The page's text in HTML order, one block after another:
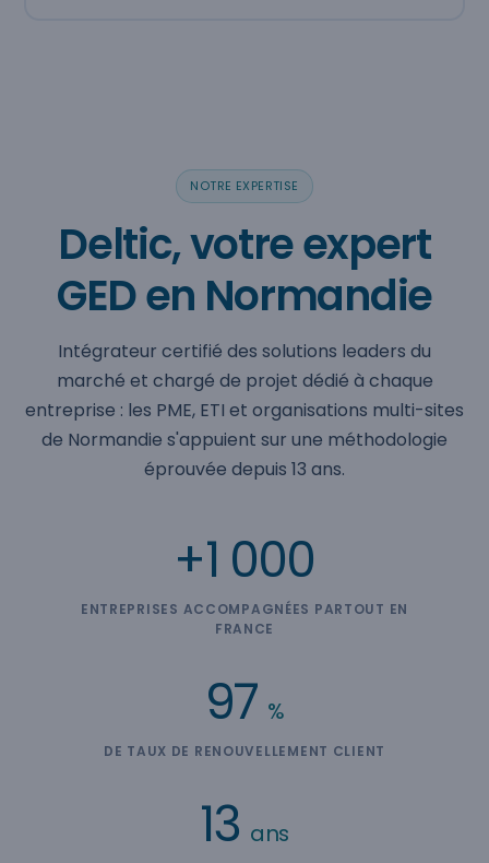
NOTRE EXPERTISE
Deltic, votre expert
GED en Normandie
Intégrateur certifié des solutions leaders du
marché et chargé de projet dédié à chaque
entreprise : les PME, ETI et organisations multi-sites
de Normandie s'appuient sur une méthodologie
éprouvée depuis 13 ans.
+1 000
ENTREPRISES ACCOMPAGNÉES PARTOUT EN
FRANCE
97 %
DE TAUX DE RENOUVELLEMENT CLIENT
13 ans